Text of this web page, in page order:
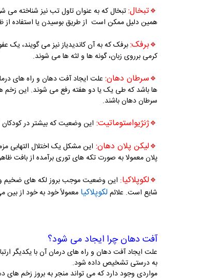
🔹تبخال:تبخال که به عنوان تاول تب نیز شناخته
همین دلیل ممکن است از طریق بوسیدن یا استفاده
🔹برفک:برفک که به آن کاندیدیاز نیز می گویند،
کرمی برروی زبان، گونه ها و لثه ها می شوند.
🔹سرطان دهان: علت ایجاد آفت دهان و راه های
ها باشد که طی یک یا دو هفته رفع می شوند. این زخم
سرطان دهان باشند.
🔹ژنژیواستوماتیت: این وضعیت که بیشتر در
🔹لیکن پلان دهان: این مشکل یک اختلال التهابی
پلان معمولا به صورت تکه های توری برآمده از بافت
🔹لکوپلاکیا: این وضعیت موجب بروز لکه های ضخیم و
شایع است. علائملکوپلاکیا معمولاً خود به خود از
آفت دهان چرا ایجاد می شود؟
علت ایجاد آفت دهان و راه های درمان آن با یکدیگر
به درستی تشخیص داده شود.
مواردی وجود دارد که می تواند منجر به بروز زخم